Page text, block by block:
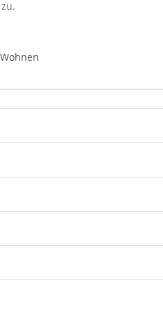
modernem Design und ist